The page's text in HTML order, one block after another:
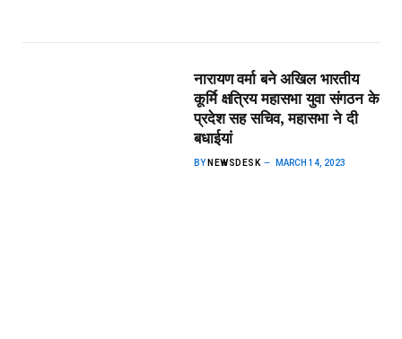
नारायण वर्मा बने अखिल भारतीय
कूर्मि क्षत्रिय महासभा युवा संगठन के
प्रदेश सह सचिव, महासभा ने दी
बधाईयां
BY NEWSDESK MARCH 14, 2023